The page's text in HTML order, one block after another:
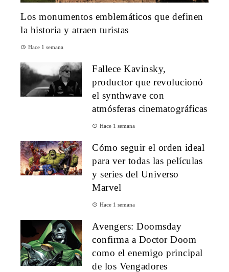
Los monumentos emblemáticos que definen
la historia y atraen turistas
Hace 1 semana
Fallece Kavinsky,
productor que revolucionó
el synthwave con
atmósferas cinematográficas
Hace 1 semana
Cómo seguir el orden ideal
para ver todas las películas
y series del Universo
Marvel
Hace 1 semana
Avengers: Doomsday
confirma a Doctor Doom
como el enemigo principal
de los Vengadores